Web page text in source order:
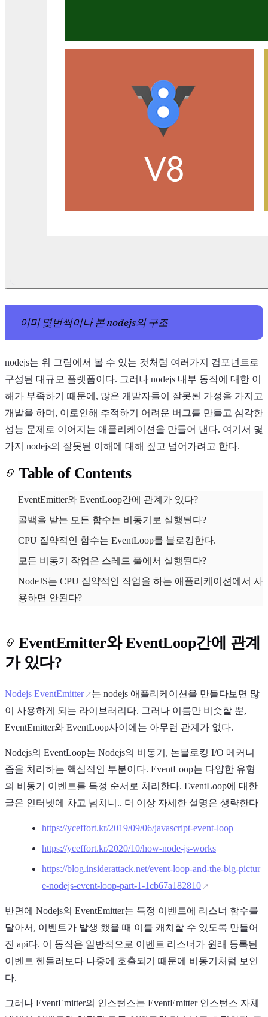
이미 몇번씩이나 본 nodejs의 구조
nodejs는 위 그림에서 볼 수 있는 것처럼 여러가지 컴포넌트로
구성된 대규모 플랫폼이다. 그러나 nodejs 내부 동작에 대한 이
해가 부족하기 때문에, 많은 개발자들이 잘못된 가정을 가지고
개발을 하며, 이로인해 추적하기 어려운 버그를 만들고 심각한
성능 문제로 이어지는 애플리케이션을 만들어 낸다. 여기서 몇
가지 nodejs의 잘못된 이해에 대해 짚고 넘어가려고 한다.
Table of Contents
EventEmitter와 EventLoop간에 관계가 있다?
콜백을 받는 모든 함수는 비동기로 실행된다?
CPU 집약적인 함수는 EventLoop를 블로킹한다.
모든 비동기 작업은 스레드 풀에서 실행된다?
NodeJS는 CPU 집약적인 작업을 하는 애플리케이션에서 사
용하면 안된다?
EventEmitter와 EventLoop간에 관계
가 있다?
Nodejs EventEmitter
는 nodejs 애플리케이션을 만들다보면 많
이 사용하게 되는 라이브러리다. 그러나 이름만 비슷할 뿐,
EventEmitter와 EventLoop사이에는 아무런 관계가 없다.
Nodejs의 EventLoop는 Nodejs의 비동기, 논블로킹 I/O 메커니
즘을 처리하는 핵심적인 부분이다. EventLoop는 다양한 유형
의 비동기 이벤트를 특정 순서로 처리한다. EventLoop에 대한
글은 인터넷에 차고 넘치니.. 더 이상 자세한 설명은 생략한다
https://yceffort.kr/2019/09/06/javascript-event-loop
https://yceffort.kr/2020/10/how-node-js-works
https://blog.insiderattack.net/event-loop-and-the-big-pictur
e-nodejs-event-loop-part-1-1cb67a182810
반면에 Nodejs의 EventEmitter는 특정 이벤트에 리스너 함수를
달아서, 이벤트가 발생 했을 때 이를 캐치할 수 있도록 만들어
진 api다. 이 동작은 일반적으로 이벤트 리스너가 원래 등록된
이벤트 헨들러보다 나중에 호출되기 때문에 비동기처럼 보인
다.
그러나 EventEmitter의 인스턴스는 EventEmitter 인스턴스 자체